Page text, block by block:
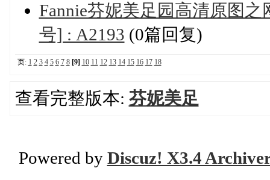
Fannie芬妮美足园高清原图
号] : A2193 (0篇回复)
页: 1 2 3 4 5 6 7 8 [9] 10 11 12 13 14 15 16 17 18
查看完整版本: 芬妮美足
Powered by Discuz! X3.4